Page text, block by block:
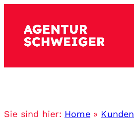
Sie sind hier: Home» Kunden